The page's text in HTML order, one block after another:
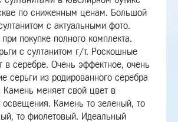
по сниженным ценам. Большой
с актуальными фото.
покупке полного комплекта.
с султанитом г/т. Роскошные
в серебре. Очень эффектное, очень
серьги из родированного серебра
Камень меняет свой цвет в
освещения. Камень то зеленый, то
то фиолетовый. Идеальный